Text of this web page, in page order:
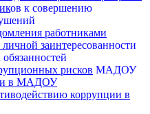
ов к совершению
работниками
заинтересованности
рисков МАДОУ
в МАДОУ
коррупции в